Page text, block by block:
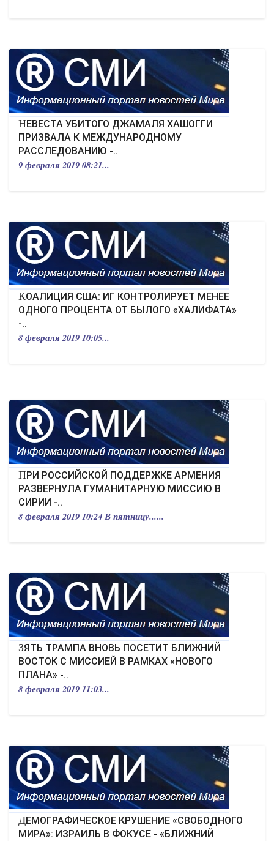
НЕВЕСТА УБИТОГО ДЖАМАЛЯ ХАШОГГИ
ПРИЗВАЛА К МЕЖДУНАРОДНОМУ
РАССЛЕДОВАНИЮ -..
9 февраля 2019 08:21...
КОАЛИЦИЯ США: ИГ КОНТРОЛИРУЕТ МЕНЕЕ
ОДНОГО ПРОЦЕНТА ОТ БЫЛОГО «ХАЛИФАТА»
-..
8 февраля 2019 10:05...
ПРИ РОССИЙСКОЙ ПОДДЕРЖКЕ АРМЕНИЯ
РАЗВЕРНУЛА ГУМАНИТАРНУЮ МИССИЮ В
СИРИИ -..
8 февраля 2019 10:24 В пятницу......
ЗЯТЬ ТРАМПА ВНОВЬ ПОСЕТИТ БЛИЖНИЙ
ВОСТОК С МИССИЕЙ В РАМКАХ «НОВОГО
ПЛАНА» -..
8 февраля 2019 11:03...
ДЕМОГРАФИЧЕСКОЕ КРУШЕНИЕ «СВОБОДНОГО
МИРА»: ИЗРАИЛЬ В ФОКУСЕ - «БЛИЖНИЙ